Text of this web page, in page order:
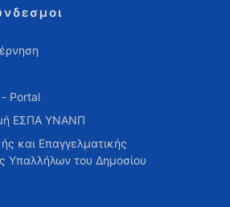
Portal
ΕΣΠΑ ΥΝΑΝΠ
και Επαγγελματικής
Υπαλλήλων του Δημοσίου